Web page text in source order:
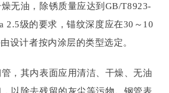
无油，除锈质量应达到GB/T8923-
2.5级的要求，锚纹深度应在30～10
设计者按内涂层的类型选定。
，其内表面应用清洁、干燥、无油
以除去残留的灰尘等污物。钢管表